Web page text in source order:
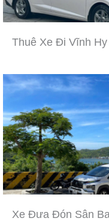
Thuê Xe Đi Vĩnh
Xe Đưa Đón Sân